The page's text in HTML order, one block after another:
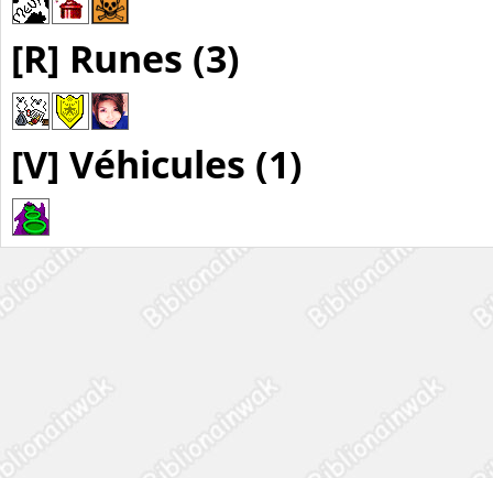
[R] Runes (3)
[V] Véhicules (1)